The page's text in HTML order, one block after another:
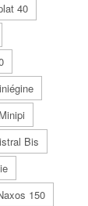
40
Minipi
Bis
150